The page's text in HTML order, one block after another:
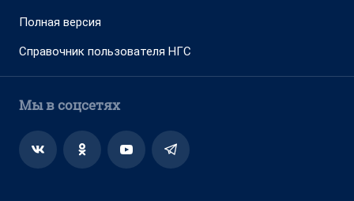
Полная версия
Справочник пользователя НГС
Мы в соцсетях